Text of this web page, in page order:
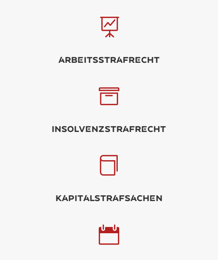

rbitsstrfrcht

Insolvnzstrfrcht

KpitlstrfSCHN
